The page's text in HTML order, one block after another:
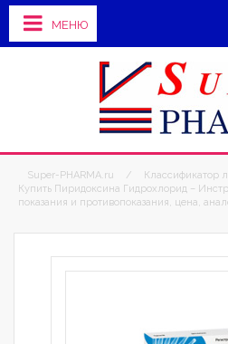
МЕНЮ
Super-PHARMA.ru / Классификатор
Купить Пиридоксина Гидрохлорид –
показания и противопоказания, цена,